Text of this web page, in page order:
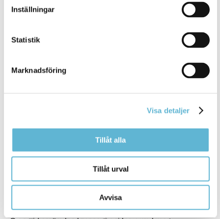
Inställningar
Statistik
Marknadsföring
Visa detaljer
Tillåt alla
Tillåt urval
Avvisa
KONTAKT
Besöksadress
Box 18, 295 21 Bromölla
Fax: 0456-82 22 00